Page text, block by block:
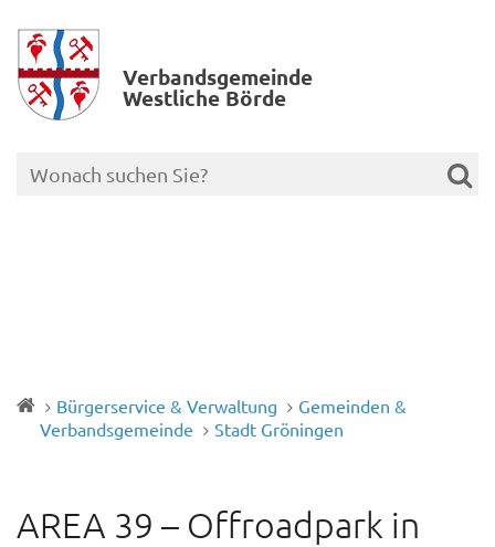
Verbands­gemeinde
Westliche Börde
Bürgerservice & Verwaltung
Gemeinden &
Verbandsgemeinde
Stadt Gröningen
AREA 39 – Offroadpark in